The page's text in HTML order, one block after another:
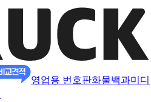
영업용 번호판화물백과미디